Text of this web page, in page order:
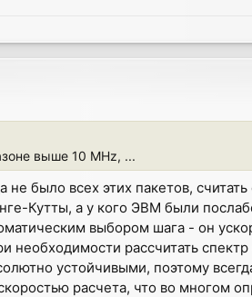
выше 10 MHz, ...
не было всех этих пакетов,
Кутты, а у кого ЭВМ были
выбором шага - он
необходимости рассчитать спектр
устойчивыми, поэтому
расчета, что во многом